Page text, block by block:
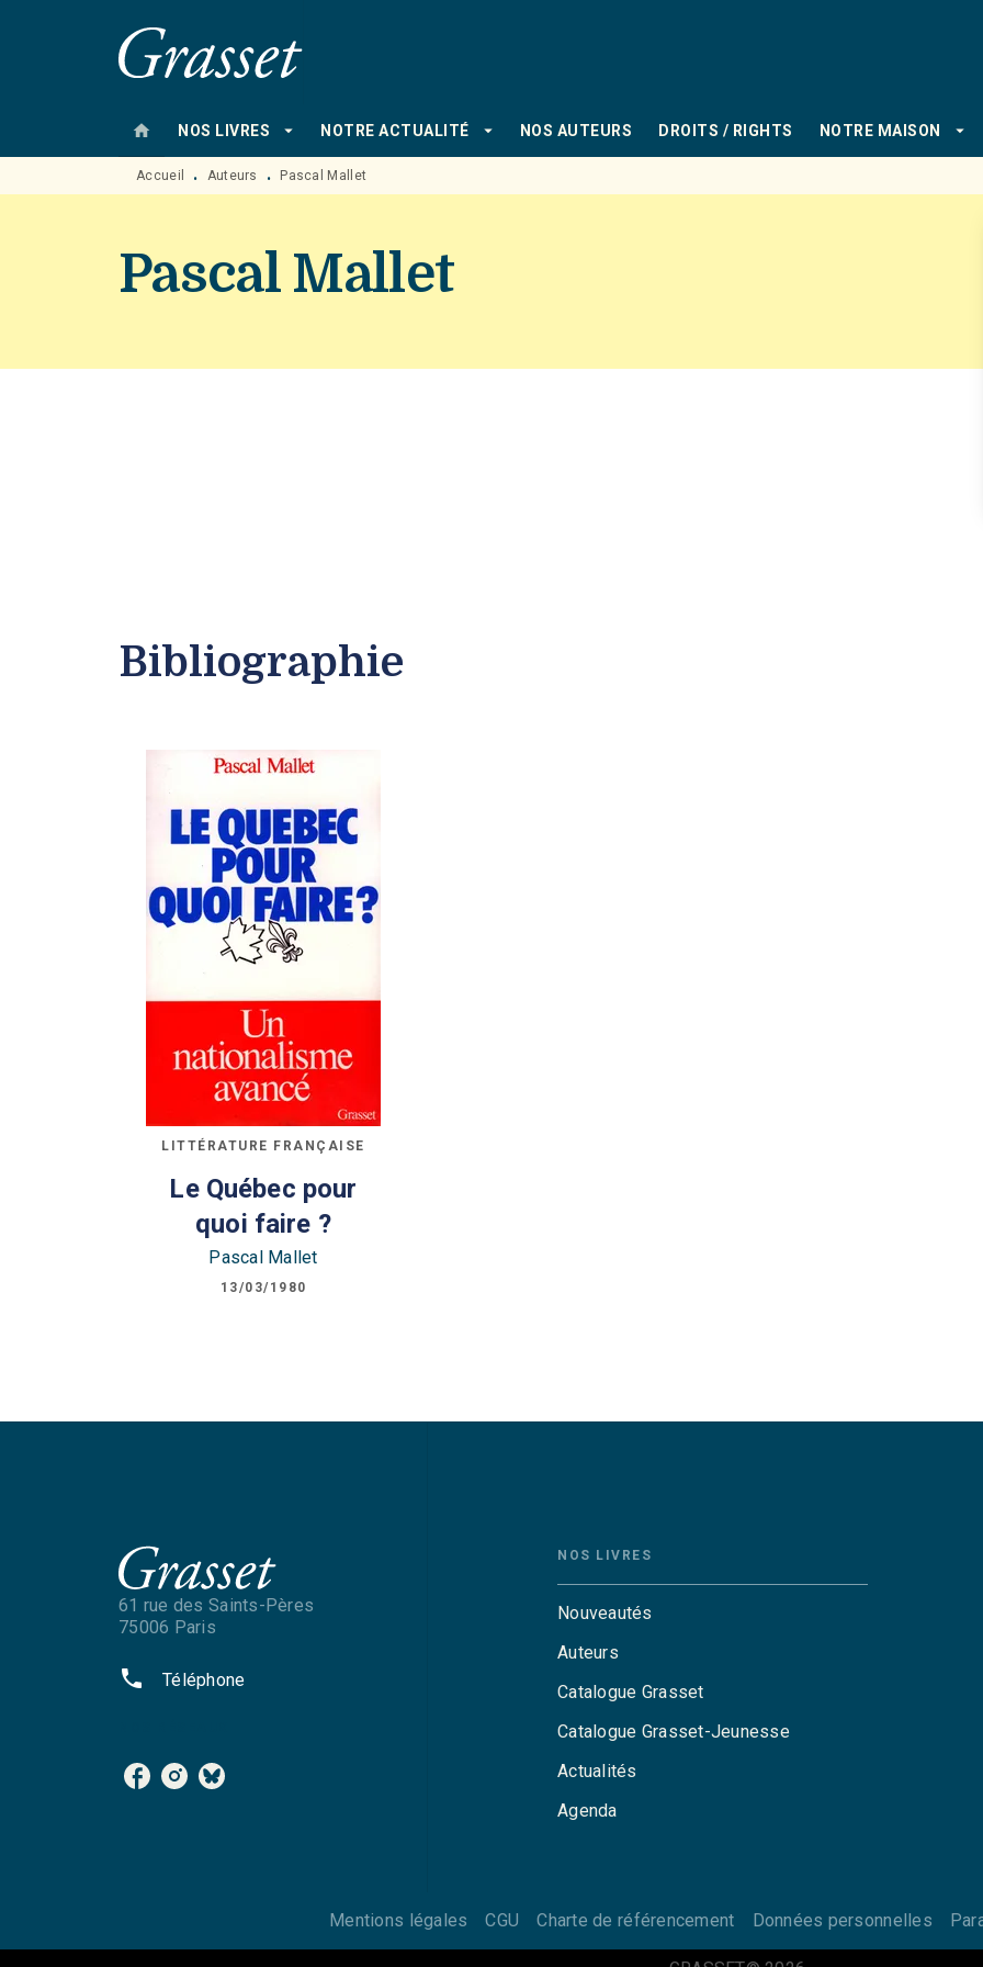
MENU RECHERCHE
home NOS LIVRES arrow_drop_down NOTRE ACTUALITÉ arrow_drop_down NOS AUTEURS DROITS / RIGHTS NOTRE MAISON arrow_drop_down
Accueil • Auteurs • Pascal Mallet
Pascal Mallet
Bibliographie
LITTÉRATURE FRANÇAISE
Le Québec pour
quoi faire ?
Pascal Mallet
13/03/1980
61 rue des Saints-Pères
75006 Paris
phone Téléphone
NOS LIVRES
Nouveautés
Auteurs
Catalogue Grasset
Catalogue Grasset-Jeunesse
Actualités
Agenda
Mentions légales CGU Charte de référencement Données personnelles